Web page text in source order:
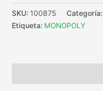
SKU: 100875 Categoría:
Etiqueta: MONOPOLY